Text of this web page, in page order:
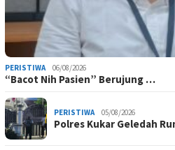
PERISTIWA 06/08/2026
“Bacot Nih Pasien” Berujung …
PERISTIWA 05/08/2026
Polres Kukar Geledah